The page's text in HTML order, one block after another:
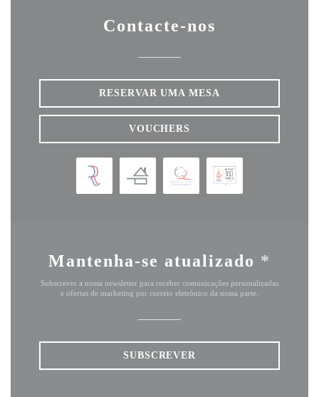
Contacte-nos
RESERVAR UMA MESA
VOUCHERS
Mantenha-se atualizado *
Subscrever a nossa newsletter para receber comunicações personalizadas
e ofertas de marketing por correio eletrónico da nossa parte.
SUBSCREVER